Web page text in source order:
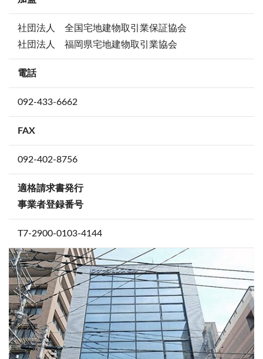
社団法人 全国宅地建物取引業保証協会
社団法人 福岡県宅地建物取引業協会
電話
092-433-6662
FAX
092-402-8756
適格請求書発行
事業者登録番号
T7-2900-0103-4144